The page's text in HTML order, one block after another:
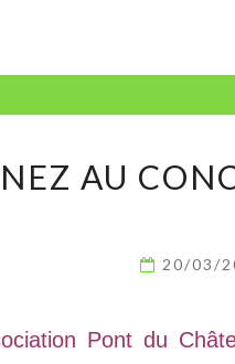
AU
20/03/
Pont du